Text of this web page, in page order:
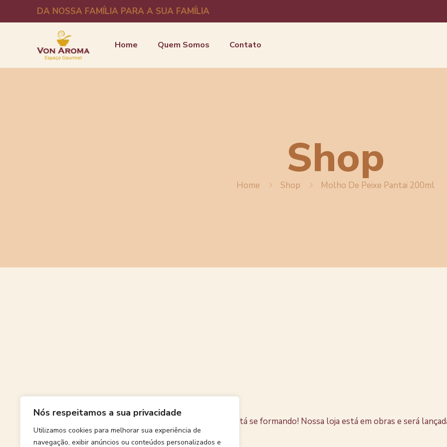
Nós respeitamos a sua privacidade
Utilizamos cookies para melhorar sua experiência de
navegação, exibir anúncios ou conteúdos personalizados e
DA NOSSA FAMÍLIA PARA A SUA FAMÍLIA
Home Quem Somos Contato
Shop
Home Shop Molho De Peixe Pantai 200ml
Algo grande está se formando! Nossa loja está em obras e será